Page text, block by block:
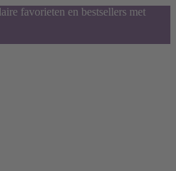
favorieten en bestsellers met